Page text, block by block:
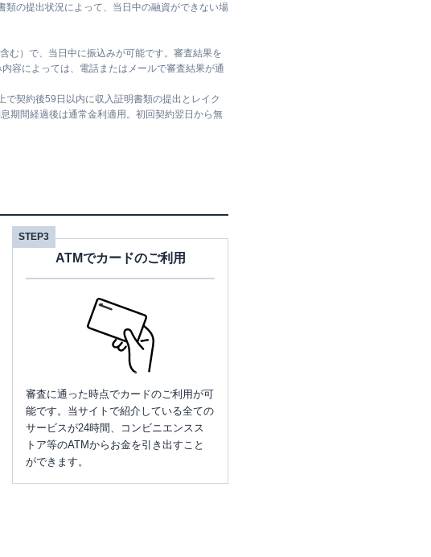
の提出状況によって、当日中の融資ができない場
む）で、当日中に振込みが可能です。審査結果を
容によっては、電話またはメールで審査結果が通
契約後59日以内に収入証明書類の提出とレイク
期間経過後は通常金利適用。初回契約翌日から無
STEP3
ATMでカードのご利用
審査に通った時点でカードのご利用が可
能です。当サイトで紹介している全ての
サービスが24時間、コンビニエンスス
トア等のATMからお金を引き出すこと
ができます。